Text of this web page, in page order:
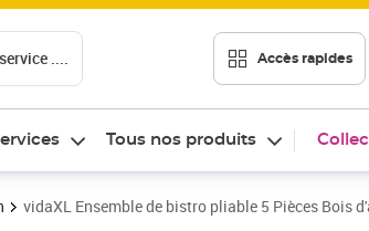
.... Accès rapides
Tous nos produits
vidaXL Ensemble de bistro pliable 5 Pièces Bois